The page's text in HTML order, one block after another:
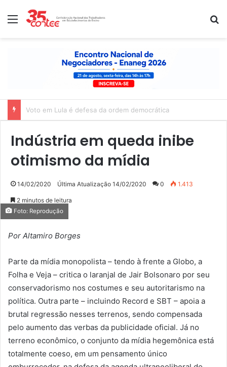
Menu
Nota de solidariedade ao povo venezuelano
Indústria em queda inibe
otimismo da mídia
14/02/2020 Última Atualização 14/02/2020 0 1.413
2 minutos de leitura
Foto: Reprodução
Por Altamiro Borges
Parte da mídia monopolista – tendo à frente a Globo, a
Folha e Veja – critica o laranjal de Jair Bolsonaro por seu
conservadorismo nos costumes e seu autoritarismo na
política. Outra parte – incluindo Record e SBT – apoia a
brutal regressão nesses terrenos, sendo compensada
pelo aumento das verbas da publicidade oficial. Já no
terreno econômico, o conjunto da mídia hegemônica está
totalmente coeso, em um pensamento único